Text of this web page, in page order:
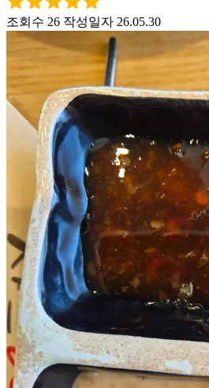
조회수 26 작성일자 26.05.30